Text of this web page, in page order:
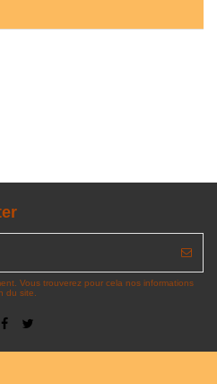
Vous trouverez pour cela nos informations
du site.